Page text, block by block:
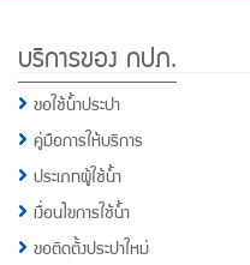
Footer
Menu
บริการของ กปภ.
ขอใช้น้ำประปา
คู่มือการให้บริการ
ประเภทผู้ใช้น้ำ
เงื่อนไขการใช้น้ำ
ขอติดตั้งประปาใหม่